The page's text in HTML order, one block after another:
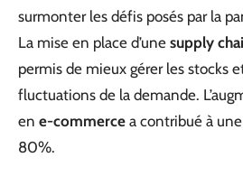
surmonter les défis posés par la
La mise en place d’une supply
permis de mieux gérer les stocks
fluctuations de la demande.
en e-commerce a contribué à
80%.